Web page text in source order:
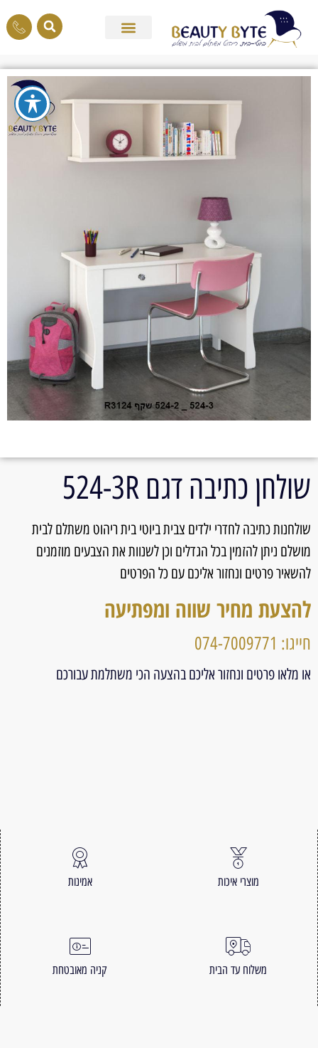
שולחן כתיבה דגם 524-3R
שולחנות כתיבה לחדרי ילדים צבית ביוטי בית ריהוט משתלם לבית
מושלם ניתן להזמין בכל הגדלים וכן לשנוות את הצבעים מוזמנים
להשאיר פרטים ונחזור אליכם עם כל הפרטים
להצעת מחיר שווה ומפתיעה
חייגו: 074-7009771
או מלאו פרטים ונחזור אליכם בהצעה הכי משתלמת עבורכם
מוצרי איכות אמינות
משלוח עד הבית קניה מאובטחת